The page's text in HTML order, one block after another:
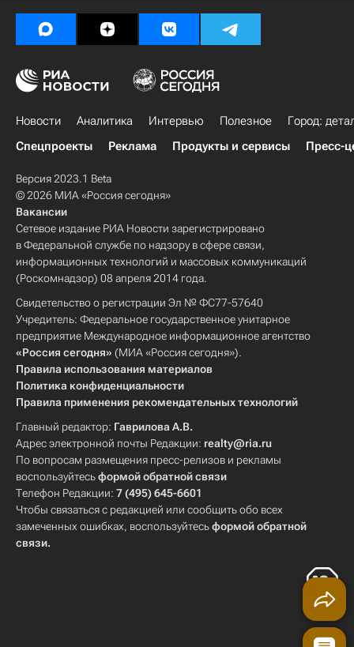
Новости Аналитика Интервью Полезное
Город:
Спецпроекты
Реклама Продукты и сервисы Пресс-
Версия 2023.1 Beta
© 2026 МИА «Россия сегодня»
Вакансии
Сетевое издание РИА Новости зарегистрировано
в Федеральной службе по надзору в сфере связи,
информационных технологий и массовых коммуникаций
(Роскомнадзор) 08 апреля 2014 года.
Свидетельство о регистрации Эл № ФС77-57640
Учредитель: Федеральное государственное унитарное
предприятие Международное информационное агентство
«Россия сегодня» (МИА «Россия сегодня»).
Правила использования материалов
Политика конфиденциальности
Правила применения рекомендательных технологий
Главный редактор: Гаврилова А.В.
Адрес электронной почты Редакции: realty@ria.ru
По вопросам размещения пресс-релизов и рекламы
воспользуйтесьформой обратной связи
Телефон Редакции: 7 (495) 645-6601
Чтобы связаться с редакцией или сообщить обо всех
замеченных ошибках, воспользуйтесьформой обратной
связи.